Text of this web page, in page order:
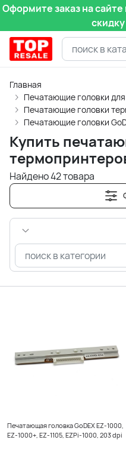
Оформите заказ на
Главная
Печатающие головки
Печатающие головки
Печатающие головки
Купить
Найдено 42 товара
Печатающая головка GoDEX EZ-1000,
EZ-1000+, EZ-1105, EZPi-1000, 203 dpi